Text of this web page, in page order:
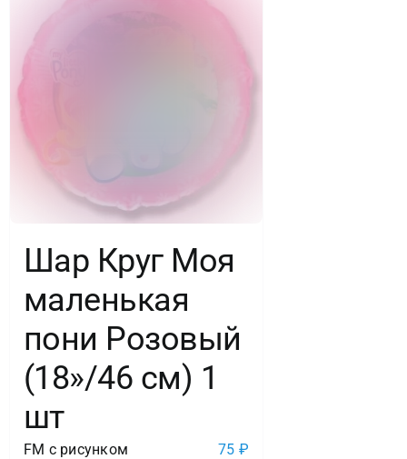
Шар Круг Моя
маленькая
пони Розовый
(18»/46 см) 1
шт
FM с рисунком 75 ₽